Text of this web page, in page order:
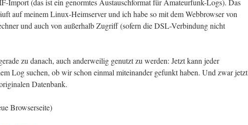
Import (das ist ein genormtes Austauschformat für Amateurfunk-Logs). Das
auf meinem Linux-Heimserver und ich habe so mit dem Webbrowser von
und auch von außerhalb Zugriff (sofern die DSL-Verbindung nicht
zu danach, auch anderweilig genutzt zu werden: Jetzt kann jeder
Log suchen, ob wir schon einmal miteinander gefunkt haben. Und zwar jetzt
Datenbank.
Browserseite)